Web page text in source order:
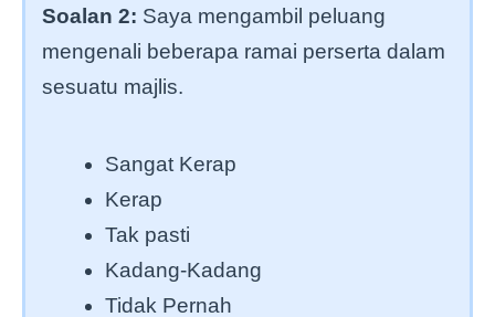
Soalan 2: Saya mengambil peluang
mengenali beberapa ramai perserta dalam
sesuatu majlis.
Sangat Kerap
Kerap
Tak pasti
Kadang-Kadang
Tidak Pernah